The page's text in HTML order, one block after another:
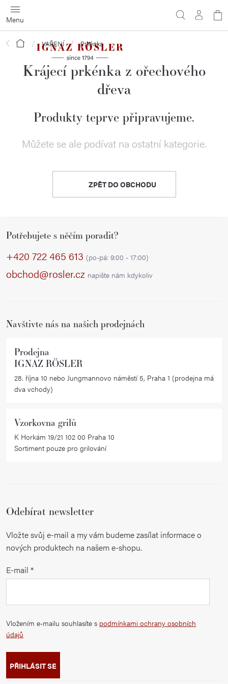
Přejít
na
obsah
Domů VAŘENÍ Prkénka
Krájecí prkénka z ořechového
dřeva
Produkty teprve připravujeme.
Můžete se ale podívat na ostatní kategorie.
ZPĚT DO OBCHODU
Potřebujete s něčím poradit?
+420 722 465 613 (po-pá: 9:00 - 17:00)
obchod@rosler.cz napište nám kdykoliv
Navštivte nás na našich prodejnách
Prodejna
IGNAZ RÖSLER
28. října 10 nebo Jungmannovo náměstí 5, Praha 1 (prodejna má
dva vchody)
Vzorkovna grilů
K Horkám 19/21 102 00 Praha 10
Sortiment pouze pro grilování
Odebírat newsletter
Vložte svůj e-mail a my vám budeme zasílat informace o
nových produktech na našem e-shopu.
E-mail
Vložením e-mailu souhlasíte s podmínkami ochrany osobních
údajů
PŘIHLÁSIT SE